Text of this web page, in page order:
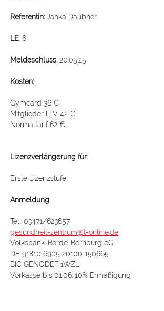
Referentin: Janka Daubner
LE: 6
Meldeschluss: 20.05.25
Kosten:
Gymcard 36 €
Mitglieder LTV 42 €
Normaltarif 62 €
Lizenzverlängerung für:
Erste Lizenzstufe
Anmeldung
Tel.: 03471/623657
gesundheit-zentrum@t-online.de
Volksbank-Börde-Bernburg eG
DE 91810 6905 20100 150665
BIC GENODEF 1WZL
Vorkasse bis 01.06. 10% Ermäßigung